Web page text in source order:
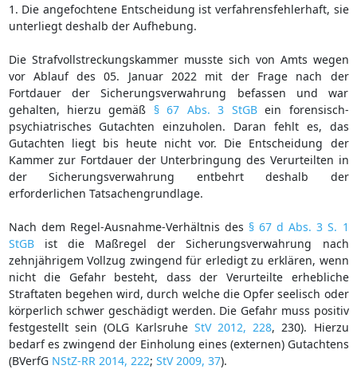
1. Die angefochtene Entscheidung ist verfahrensfehlerhaft, sie
unterliegt deshalb der Aufhebung.
Die Strafvollstreckungskammer musste sich von Amts wegen
vor Ablauf des 05. Januar 2022 mit der Frage nach der
Fortdauer der Sicherungsverwahrung befassen und war
gehalten, hierzu gemäß § 67 Abs. 3 StGBein forensisch-
psychiatrisches Gutachten einzuholen. Daran fehlt es, das
Gutachten liegt bis heute nicht vor. Die Entscheidung der
Kammer zur Fortdauer der Unterbringung des Verurteilten in
der Sicherungsverwahrung entbehrt deshalb der
erforderlichen Tatsachengrundlage.
Nach dem Regel-Ausnahme-Verhältnis des § 67 d Abs. 3 S. 1
StGBist die Maßregel der Sicherungsverwahrung nach
zehnjährigem Vollzug zwingend für erledigt zu erklären, wenn
nicht die Gefahr besteht, dass der Verurteilte erhebliche
Straftaten begehen wird, durch welche die Opfer seelisch oder
körperlich schwer geschädigt werden. Die Gefahr muss positiv
festgestellt sein (OLG Karlsruhe StV 2012, 228, 230). Hierzu
bedarf es zwingend der Einholung eines (externen) Gutachtens
(BVerfG NStZ-RR 2014, 222; StV 2009, 37).